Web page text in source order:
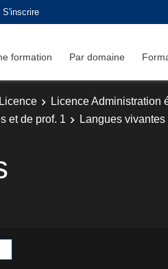
S'inscrire
formation Par domaine
Licence Licence Administration
et de prof. 1
Langues vivantes